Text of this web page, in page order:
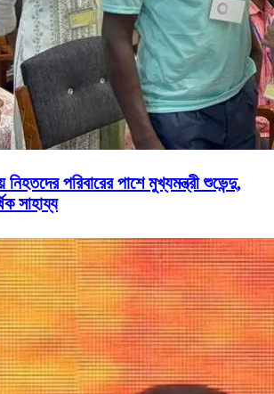
নিহতদের পরিবারের পাশে মুখ্যমন্ত্রী শুভেন্দু,
সাহায্য